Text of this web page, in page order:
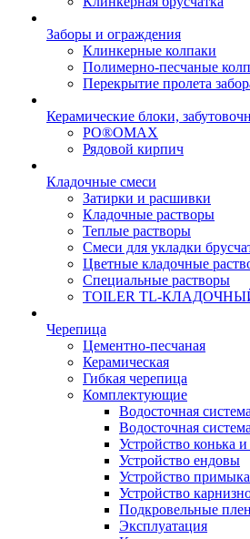
Заборы и ограждения
Клинкерные колпаки
Полимерно-песчаные
Перекрытие пролета
Керамические блоки,
PO®OMAX
Рядовой кирпич
Кладочные смеси
Затирки и расшивки
Кладочные растворы
Теплые растворы
Смеси для укладки
Цветные кладочные
Специальные растворы
TOILER TL-
Черепица
Цементно-песчаная
Керамическая
Гибкая черепица
Комплектующие
Водосточная
Водосточная
Устройство конька и
Устройство ендовы
Устройство
Устройство
Подкровельные
Эксплуатация